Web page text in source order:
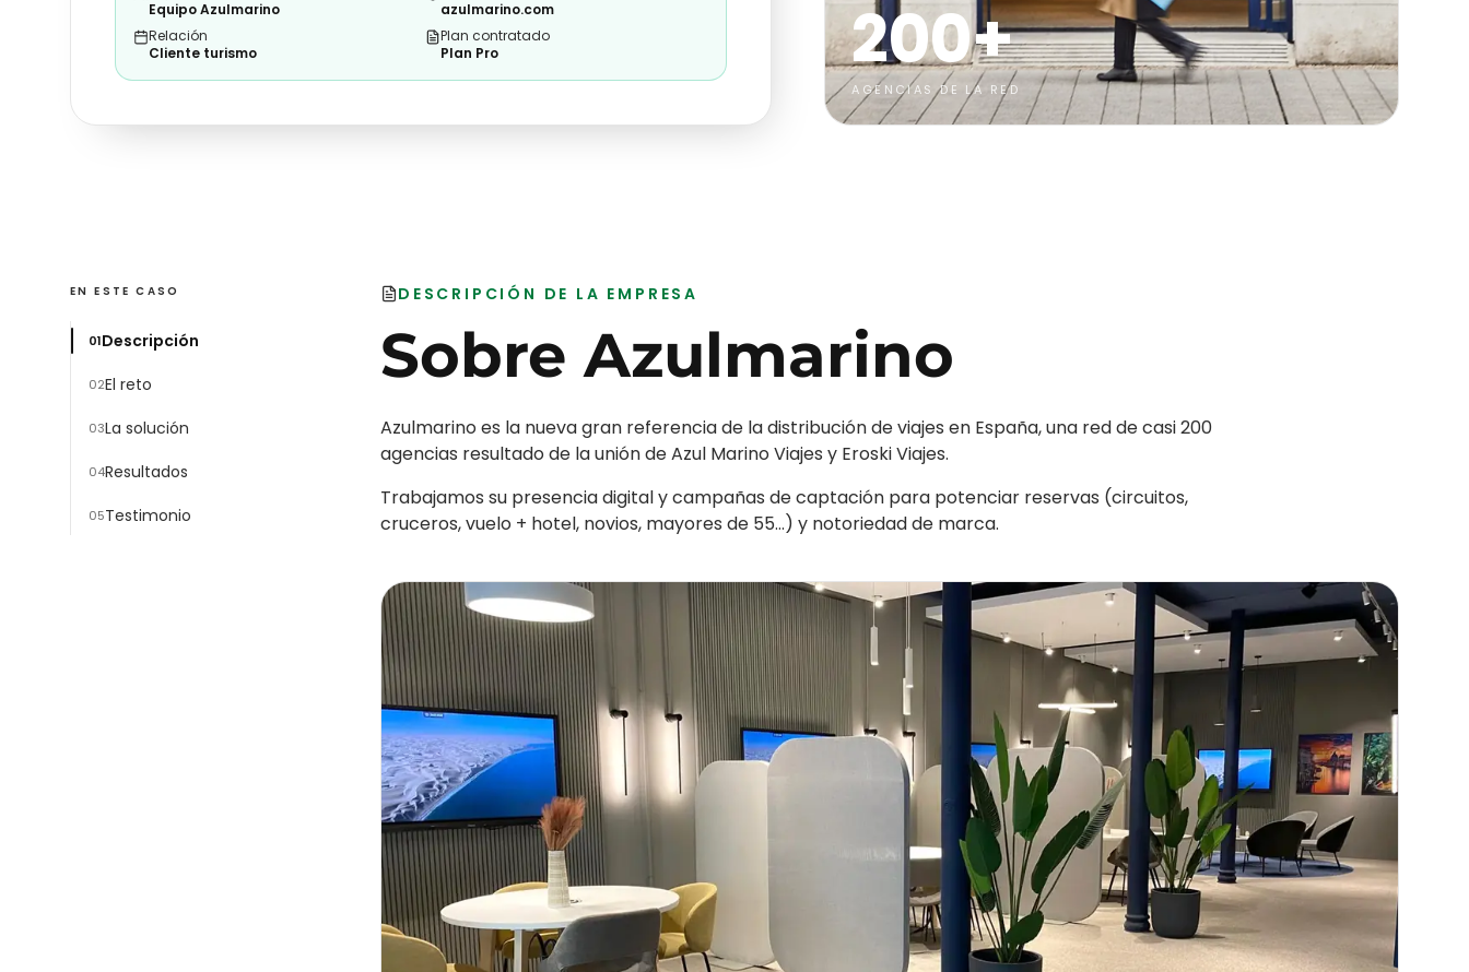
Equipo Azulmarino
azulmarino.com
Relación
Cliente turismo
Plan contratado
Plan Pro
200+
AGENCIAS DE LA RED
EN ESTE CASO
01Descripción
02El reto
03La solución
04Resultados
05Testimonio
DESCRIPCIÓN DE LA EMPRESA
SobreAzulmarino
Azulmarino es la nueva gran referencia de la distribución de viajes en España, una red de casi 200
agencias resultado de la unión de Azul Marino Viajes y Eroski Viajes.
Trabajamos su presencia digital y campañas de captación para potenciar reservas (circuitos,
cruceros, vuelo + hotel, novios, mayores de 55…) y notoriedad de marca.